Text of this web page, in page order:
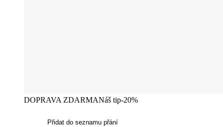
DOPRAVA ZDARMANáš tip-20%
Přidat do seznamu přání